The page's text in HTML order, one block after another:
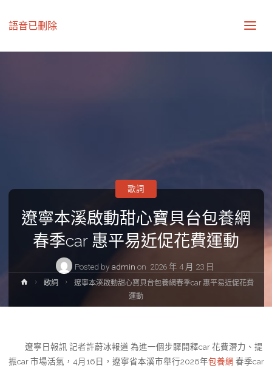
語音已刪除
遼寧本溪啟動甜心寶貝台包養網
春季car 惠平易近促花費運動
Posted by admin on 2026 年 4 月 23 日
歌詞
Home歌詞
遼寧本溪啟動甜心寶貝台包養網春季car 惠平易近促花費
運動
遼寧日報訊 記者許蔚冰報道 為進一個步驟開釋car 花費潛力、提
振car 市場活氣，4月16日，遼寧省本溪市舉行2026年包養網 春季car